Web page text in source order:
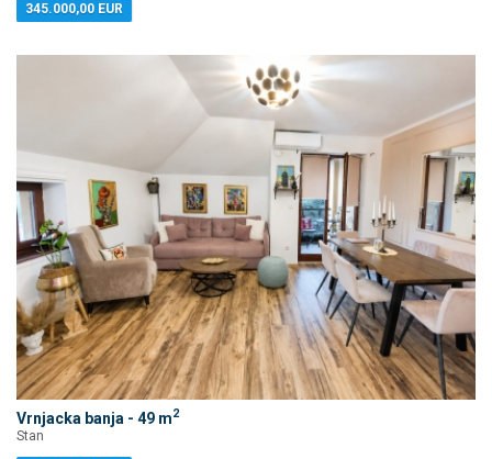
345.000,00 EUR
Vrnjacka banja - 49 m2
Stan